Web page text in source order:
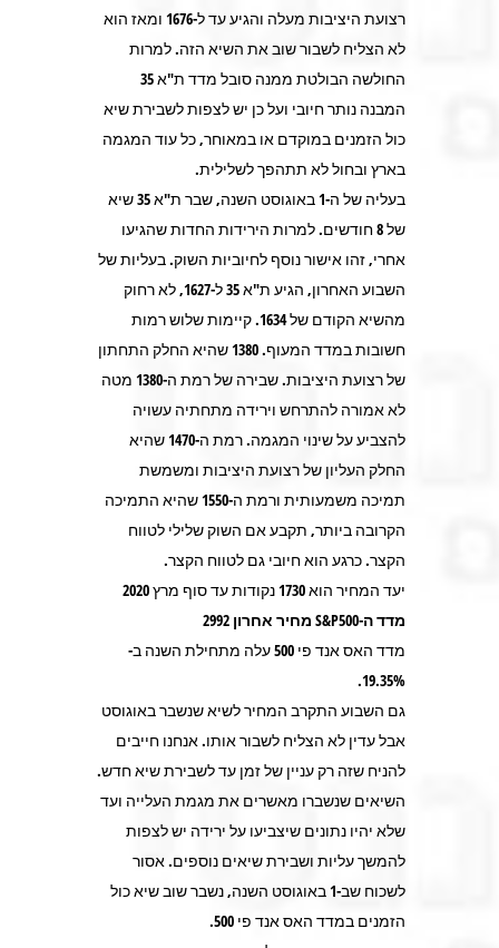
רצועת היציבות מעלה והגיע עד ל-1676 ומאז הוא
לא הצליח לשבור שוב את השיא הזה. למרות
החולשה הבולטת ממנה סובל מדד ת"א 35
המבנה נותר חיובי ועל כן יש לצפות לשבירת שיא
כול הזמנים במוקדם או במאוחר, כל עוד המגמה
בארץ ובחול לא תתהפך לשלילית.
בעליה של ה-1 באוגוסט השנה, שבר ת"א 35 שיא
של 8 חודשים. למרות הירידות החדות שהגיעו
אחרי, זהו אישור נוסף לחיוביות השוק. בעליות של
השבוע האחרון, הגיע ת"א 35 ל-1627, לא רחוק
מהשיא הקודם של 1634. קיימות שלוש רמות
חשובות במדד המעוף. 1380 שהיא החלק התחתון
של רצועת היציבות. שבירה של רמת ה-1380 מטה
לא אמורה להתרחש וירידה מתחתיה עשויה
להצביע על שינוי המגמה. רמת ה-1470 שהיא
החלק העליון של רצועת היציבות ומשמשת
תמיכה משמעותית ורמת ה-1550 שהיא התמיכה
הקרובה ביותר, תקבע אם השוק שלילי לטווח
הקצר. כרגע הוא חיובי גם לטווח הקצר.
יעד המחיר הוא 1730 נקודות עד סוף מרץ 2020
מדד ה-S&P500 מחיר אחרון 2992
מדד האס אנד פי 500 עלה מתחילת השנה ב-
19.35%.
גם השבוע התקרב המחיר לשיא שנשבר באוגוסט
אבל עדין לא הצליח לשבור אותו. אנחנו חייבים
להניח שזה רק עניין של זמן עד לשבירת שיא חדש.
השיאים שנשברו מאשרים את מגמת העלייה ועד
שלא יהיו נתונים שיצביעו על ירידה יש לצפות
להמשך עליות ושבירת שיאים נוספים. אסור
לשכוח שב-1 באוגוסט השנה, נשבר שוב שיא כול
הזמנים במדד האס אנד פי 500.